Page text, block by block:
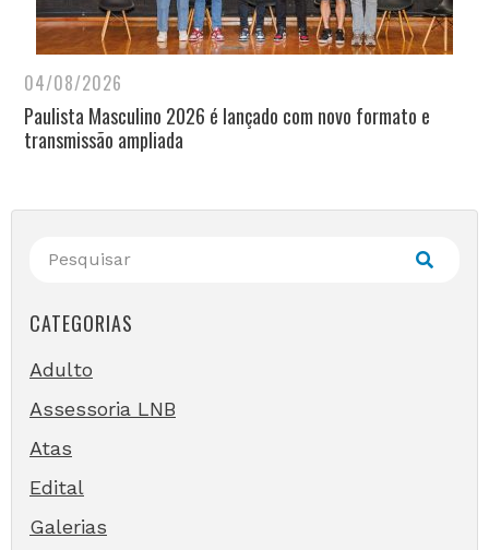
04/08/2026
Paulista Masculino 2026 é lançado com novo formato e
transmissão ampliada
CATEGORIAS
Adulto
Assessoria LNB
Atas
Edital
Galerias